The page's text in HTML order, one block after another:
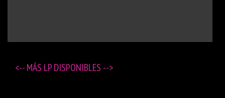
<-- MÁS LP DISPONIBLES -->